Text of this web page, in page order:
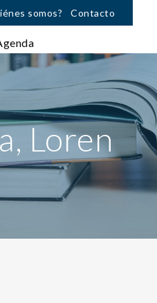
somos? Contacto
Loren